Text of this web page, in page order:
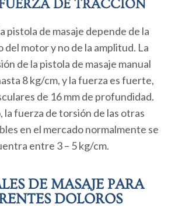
DE TRACCIÓN
pistola de masaje depende de la
del motor y no de la amplitud. La
de la pistola de masaje manual
8 kg/cm, y la fuerza es fuerte,
de 16 mm de profundidad.
la fuerza de torsión de las otras
en el mercado normalmente se
entre 3 – 5 kg/cm.
DE MASAJE PARA
DOLOROS